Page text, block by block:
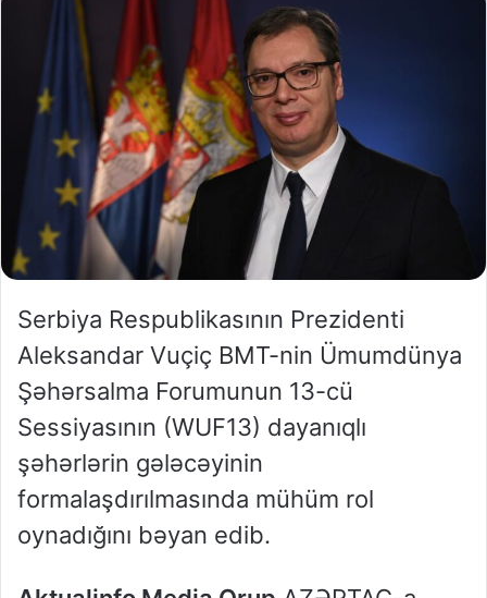
Serbiya Respublikasının Prezidenti
Aleksandar Vuçiç BMT-nin Ümumdünya
Şəhərsalma Forumunun 13-cü
Sessiyasının (WUF13) dayanıqlı
şəhərlərin gələcəyinin
formalaşdırılmasında mühüm rol
oynadığını bəyan edib.